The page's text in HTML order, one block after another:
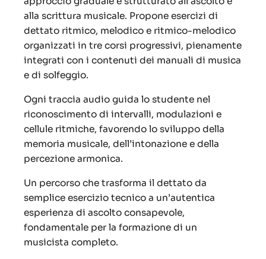
alla scrittura musicale. Propone esercizi di
dettato ritmico, melodico e ritmico-melodico
organizzati in tre corsi progressivi, pienamente
integrati con i contenuti dei manuali di musica
e di solfeggio.
Ogni traccia audio guida lo studente nel
riconoscimento di intervalli, modulazioni e
cellule ritmiche, favorendo lo sviluppo della
memoria musicale, dell’intonazione e della
percezione armonica.
Un percorso che trasforma il dettato da
semplice esercizio tecnico a un’autentica
esperienza di ascolto consapevole,
fondamentale per la formazione di un
musicista completo.